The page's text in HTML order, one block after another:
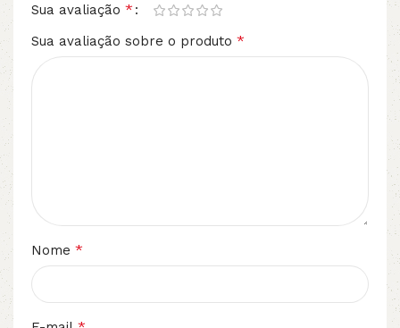
Sua avaliação *
Sua avaliação sobre o produto *
Nome *